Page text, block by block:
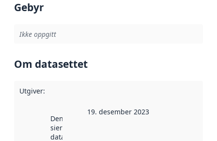
Gebyr
Ikke oppgitt
Om datasettet
Utgiver:
Denne datoen
sier når
datasettet ble
19. desember 2023